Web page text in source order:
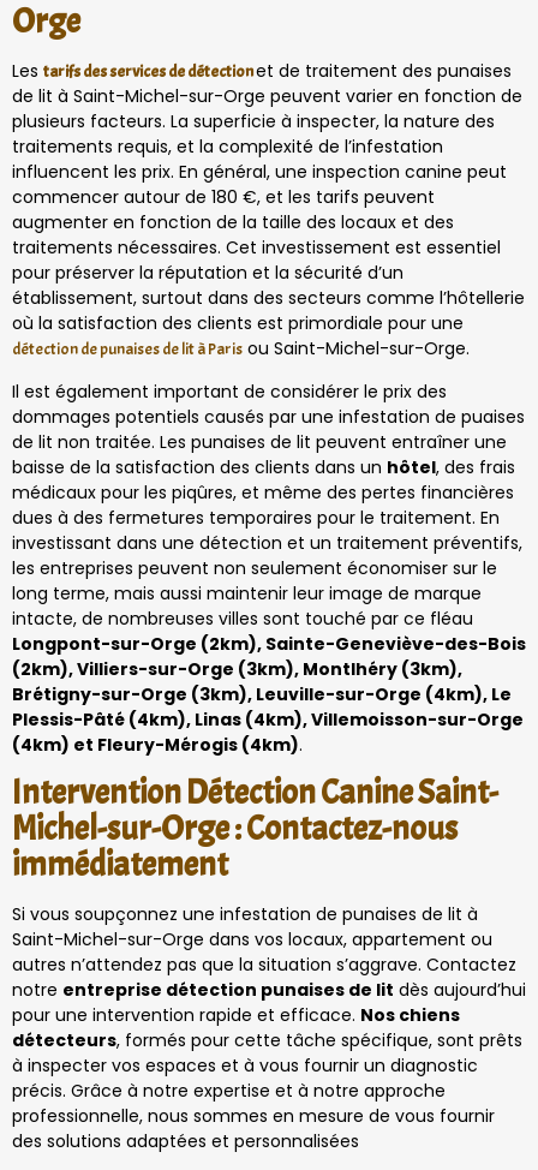
Orge
Les tarifs des services de détectionet de traitement des punaises
de lit à Saint-Michel-sur-Orge peuvent varier en fonction de
plusieurs facteurs. La superficie à inspecter, la nature des
traitements requis, et la complexité de l’infestation
influencent les prix. En général, une inspection canine peut
commencer autour de 180 €, et les tarifs peuvent
augmenter en fonction de la taille des locaux et des
traitements nécessaires. Cet investissement est essentiel
pour préserver la réputation et la sécurité d’un
établissement, surtout dans des secteurs comme l’hôtellerie
où la satisfaction des clients est primordiale pour une
détection de punaises de lit à Paris ou Saint-Michel-sur-Orge.
Il est également important de considérer le prix des
dommages potentiels causés par une infestation de puaises
de lit non traitée. Les punaises de lit peuvent entraîner une
baisse de la satisfaction des clients dans un hôtel, des frais
médicaux pour les piqûres, et même des pertes financières
dues à des fermetures temporaires pour le traitement. En
investissant dans une détection et un traitement préventifs,
les entreprises peuvent non seulement économiser sur le
long terme, mais aussi maintenir leur image de marque
intacte, de nombreuses villes sont touché par ce fléau
Longpont-sur-Orge (2km), Sainte-Geneviève-des-Bois
(2km), Villiers-sur-Orge (3km), Montlhéry (3km),
Brétigny-sur-Orge (3km), Leuville-sur-Orge (4km), Le
Plessis-Pâté (4km), Linas (4km), Villemoisson-sur-Orge
(4km) et Fleury-Mérogis (4km).
Intervention Détection Canine Saint-
Michel-sur-Orge : Contactez-nous
immédiatement
Si vous soupçonnez une infestation de punaises de lit à
Saint-Michel-sur-Orge dans vos locaux, appartement ou
autres n’attendez pas que la situation s’aggrave. Contactez
notre entreprise détection punaises de lit dès aujourd’hui
pour une intervention rapide et efficace. Nos chiens
détecteurs, formés pour cette tâche spécifique, sont prêts
à inspecter vos espaces et à vous fournir un diagnostic
précis. Grâce à notre expertise et à notre approche
professionnelle, nous sommes en mesure de vous fournir
des solutions adaptées et personnalisées